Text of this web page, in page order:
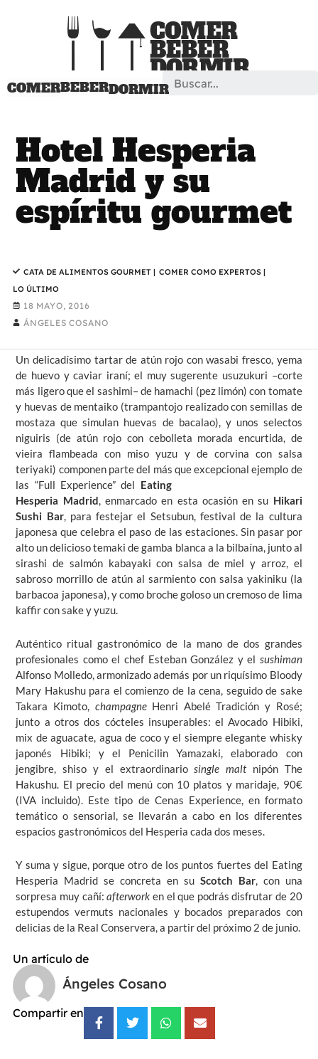
COMERBEBERDORMIR
Search
Hotel Hesperia
Madrid y su
espíritu gourmet
CATA DE ALIMENTOS GOURMET| COMER COMO EXPERTOS|
LO ÚLTIMO
18 MAYO, 2016
ÁNGELES COSANO
Un delicadísimo tartar de atún rojo con wasabi fresco, yema
de huevo y caviar iraní; el muy sugerente usuzukuri –corte
más ligero que el sashimi– de hamachi (pez limón) con tomate
y huevas de mentaiko (trampantojo realizado con semillas de
mostaza que simulan huevas de bacalao), y unos selectos
niguiris (de atún rojo con cebolleta morada encurtida, de
vieira flambeada con miso yuzu y de corvina con salsa
teriyaki) componen parte del más que excepcional ejemplo de
las “Full Experience” del Eating
Hesperia Madrid , enmarcado en esta ocasión en su Hikari
Sushi Bar, para festejar el Setsubun, festival de la cultura
japonesa que celebra el paso de las estaciones. Sin pasar por
alto un delicioso temaki de gamba blanca a la bilbaína, junto al
sirashi de salmón kabayaki con salsa de miel y arroz, el
sabroso morrillo de atún al sarmiento con salsa yakiniku (la
barbacoa japonesa), y como broche goloso un cremoso de lima
kaffir con sake y yuzu.
Auténtico ritual gastronómico de la mano de dos grandes
profesionales como el chef Esteban González y el sushiman
Alfonso Molledo, armonizado además por un riquísimo Bloody
Mary Hakushu para el comienzo de la cena, seguido de sake
Takara Kimoto, champagneHenri Abelé Tradición y Rosé;
junto a otros dos cócteles insuperables: el Avocado Hibiki,
mix de aguacate, agua de coco y el siempre elegante whisky
japonés Hibiki; y el Penicilin Yamazaki, elaborado con
jengibre, shiso y el extraordinario single maltnipón The
Hakushu. El precio del menú con 10 platos y maridaje, 90€
(IVA incluido). Este tipo de Cenas Experience, en formato
temático o sensorial, se llevarán a cabo en los diferentes
espacios gastronómicos del Hesperia cada dos meses.
Y suma y sigue, porque otro de los puntos fuertes del Eating
Hesperia Madrid se concreta en su Scotch Bar, con una
sorpresa muy cañí:afterwork en el que podrás disfrutar de 20
estupendos vermuts nacionales y bocados preparados con
delicias de la Real Conservera, a partir del próximo 2 de junio.
Un artículo de
Ángeles Cosano
Compartir en